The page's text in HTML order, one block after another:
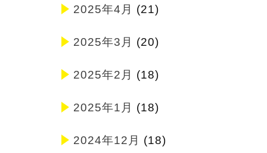
2025年4月 (21)
2025年3月 (20)
2025年2月 (18)
2025年1月 (18)
2024年12月 (18)